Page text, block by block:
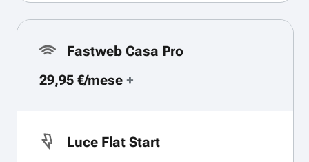
Fastweb Casa Pro
29,95 €/mese +
Luce Flat Start